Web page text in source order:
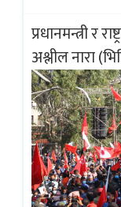
प्रधानमन्त्री र
अश्लील नारा